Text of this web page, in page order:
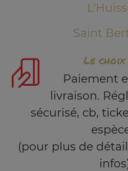
Saint
Le choix
Paiement
livraison.
sécurisé, cb,
(pour plus de